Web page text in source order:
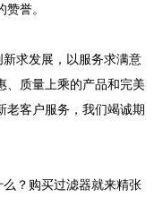
誉。
求发展，以服务求满意
、质量上乘的产品和完美
老客户服务，我们竭诚期
？购买过滤器就来精张